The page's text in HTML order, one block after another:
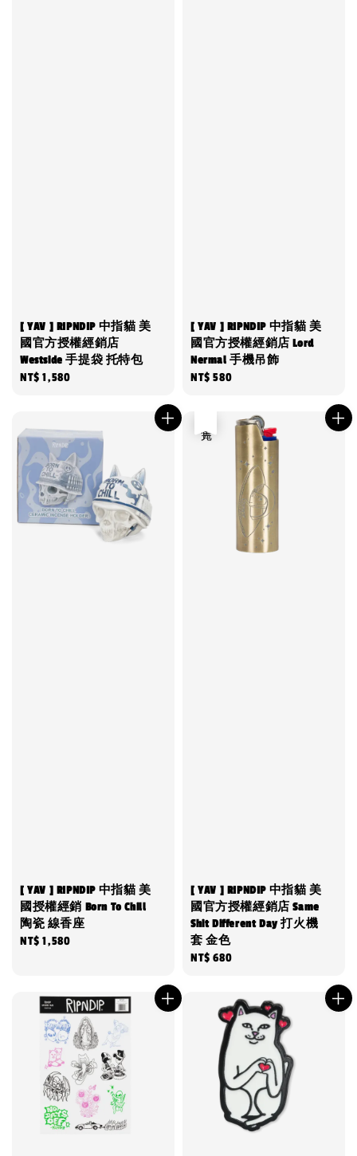
[ YAV ] RIPNDIP 中指貓 美
國官方授權經銷店
Westside 手提袋 托特包
Regular
NT$ 1,580
[ YAV ] RIPNDIP 中指貓 美
國官方授權經銷店 Lord
Nermal 手機吊飾
Regular
NT$ 580
[ YAV ] RIPNDIP 中指貓 美
國授權經銷 Born To Chill
陶瓷 線香座
Regular
NT$ 1,580
[ YAV ] RIPNDIP 中指貓 美
國官方授權經銷店 Same
Shit Different Day 打火機
套 金色
Regular
NT$ 680